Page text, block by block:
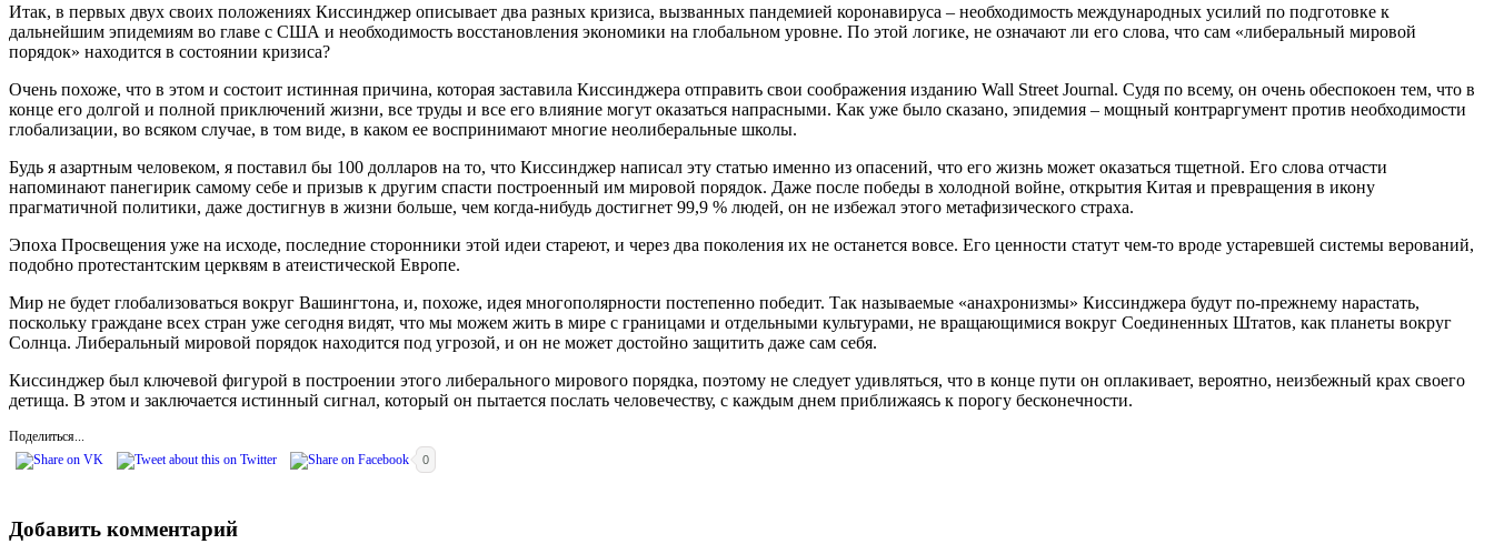
Итак, в первых двух своих положениях Киссинджер описывает два разных кризиса, вызванных пандемией коронавируса – необходимость международных усилий по подготовке к
дальнейшим эпидемиям во главе с США и необходимость восстановления экономики на глобальном уровне. По этой логике, не означают ли его слова, что сам «либеральный мировой
порядок» находится в состоянии кризиса?
Очень похоже, что в этом и состоит истинная причина, которая заставила Киссинджера отправить свои соображения изданию Wall Street Journal. Судя по всему, он очень обеспокоен тем, что в
конце его долгой и полной приключений жизни, все труды и все его влияние могут оказаться напрасными. Как уже было сказано, эпидемия – мощный контраргумент против необходимости
глобализации, во всяком случае, в том виде, в каком ее воспринимают многие неолиберальные школы.
Будь я азартным человеком, я поставил бы 100 долларов на то, что Киссинджер написал эту статью именно из опасений, что его жизнь может оказаться тщетной. Его слова отчасти
напоминают панегирик самому себе и призыв к другим спасти построенный им мировой порядок. Даже после победы в холодной войне, открытия Китая и превращения в икону
прагматичной политики, даже достигнув в жизни больше, чем когда-нибудь достигнет 99,9 % людей, он не избежал этого метафизического страха.
Эпоха Просвещения уже на исходе, последние сторонники этой идеи стареют, и через два поколения их не останется вовсе. Его ценности статут чем-то вроде устаревшей системы верований,
подобно протестантским церквям в атеистической Европе.
Мир не будет глобализоваться вокруг Вашингтона, и, похоже, идея многополярности постепенно победит. Так называемые «анахронизмы» Киссинджера будут по-прежнему нарастать,
поскольку граждане всех стран уже сегодня видят, что мы можем жить в мире с границами и отдельными культурами, не вращающимися вокруг Соединенных Штатов, как планеты вокруг
Солнца. Либеральный мировой порядок находится под угрозой, и он не может достойно защитить даже сам себя.
Киссинджер был ключевой фигурой в построении этого либерального мирового порядка, поэтому не следует удивляться, что в конце пути он оплакивает, вероятно, неизбежный крах своего
детища. В этом и заключается истинный сигнал, который он пытается послать человечеству, с каждым днем приближаясь к порогу бесконечности.
Поделиться...
0
Добавить комментарий